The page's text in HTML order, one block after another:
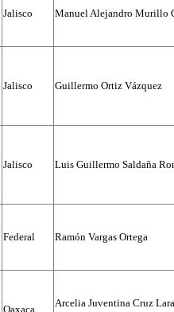
Jalisco Manuel Alejandro Murillo
Jalisco Guillermo Ortiz Vázquez
Jalisco Luis Guillermo Saldaña
Federal Ramón Vargas Ortega
Oaxaca
Arcelia Juventina Cruz